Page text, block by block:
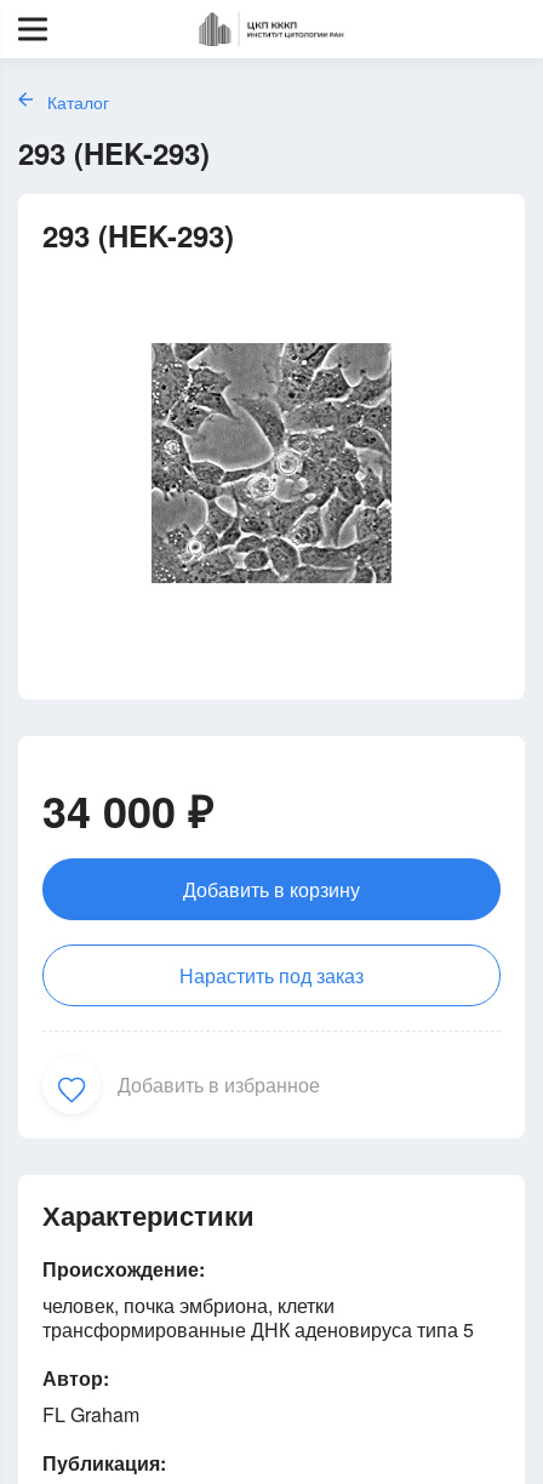
Каталог
293 (HEK-293)
293 (HEK-293)
34 000 ₽
Добавить в корзину
Нарастить под заказ
Добавить в избранное
Характеристики
Происхождение:
человек, почка эмбриона, клетки
трансформированные ДНК аденовируса типа 5
Автор:
FL Graham
Публикация: